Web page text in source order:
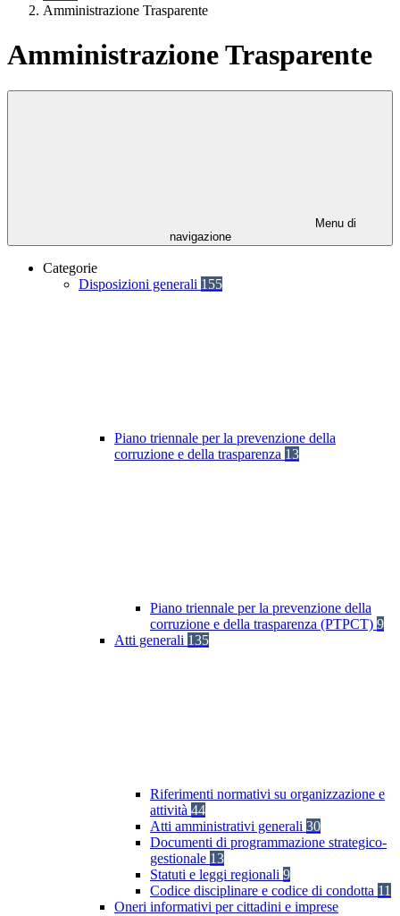
Amministrazione Trasparente
Amministrazione Trasparente
Menu di
navigazione
Categorie
Disposizioni generali 155
Piano triennale per la prevenzione della
corruzione e della trasparenza 13
Piano triennale per la prevenzione della
corruzione e della trasparenza (PTPCT) 9
Atti generali 135
Riferimenti normativi su organizzazione e
attività 44
Atti amministrativi generali 30
Documenti di programmazione strategico-
gestionale 13
Statuti e leggi regionali 9
Codice disciplinare e codice di condotta 11
Oneri informativi per cittadini e imprese